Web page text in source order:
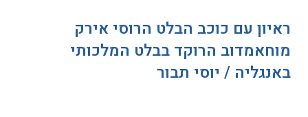
ראיון עם כוכב הבלט הרוסי אירק
מוחאמדוב הרוקד בבלט המלכותי
באנגליה / יוסי תבור